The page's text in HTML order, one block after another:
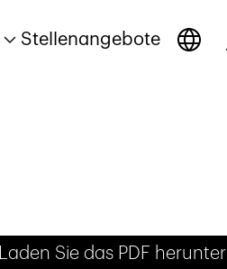
Stellenangebote
Laden Sie das PDF herunter